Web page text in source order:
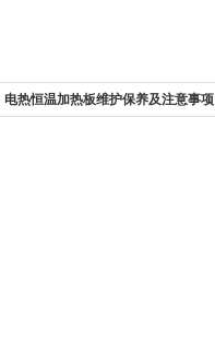
电热恒温加热板维护保养及注意事项